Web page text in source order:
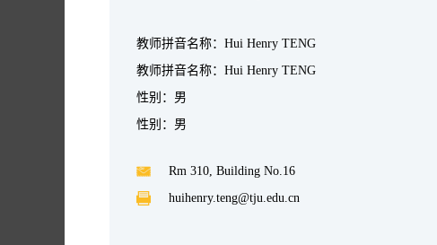
教师拼音名称：Hui Henry TENG
教师拼音名称：Hui Henry TENG
性别：男
性别：男
Rm 310, Building No.16
huihenry.teng@tju.edu.cn